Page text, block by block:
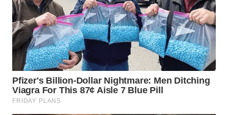
WN
BOROBUDUR
WN
MADURA
WN
SURABAYA